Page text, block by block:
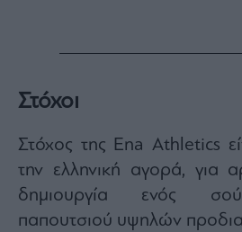
Στόχοι
Στόχος της Ena Athletics
την ελληνική αγορά, για
δημιουργία ενός
παπουτσιού υψηλών